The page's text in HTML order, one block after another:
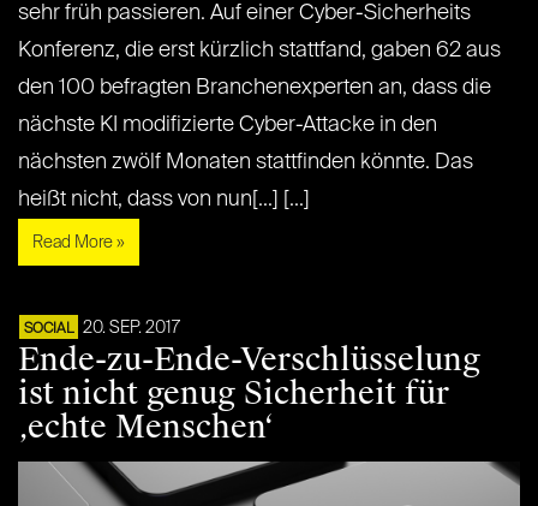
sehr früh passieren. Auf einer Cyber-Sicherheits
Konferenz, die erst kürzlich stattfand, gaben 62 aus
den 100 befragten Branchenexperten an, dass die
nächste KI modifizierte Cyber-Attacke in den
nächsten zwölf Monaten stattfinden könnte. Das
heißt nicht, dass von nun[...] [...]
Read More »
SOCIAL 20. SEP. 2017
Ende-zu-Ende-Verschlüsselung
ist nicht genug Sicherheit für
‚echte Menschen‘